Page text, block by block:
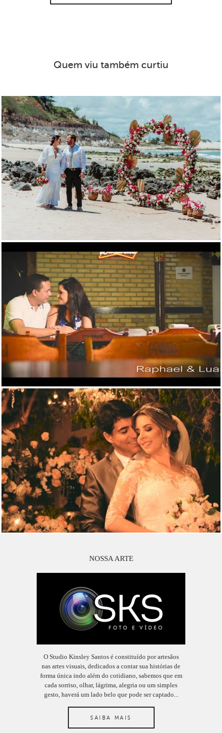
Quem viu também curtiu
NOSSA ARTE
O Studio Kinsley Santos é constituído por artesãos
nas artes visuais, dedicados a contar sua histórias de
forma única indo além do cotidiano, sabemos que em
cada sorriso, olhar, lágrima, alegria ou um simples
gesto, haverá um lado belo que pode ser captado...
SAIBA MAIS